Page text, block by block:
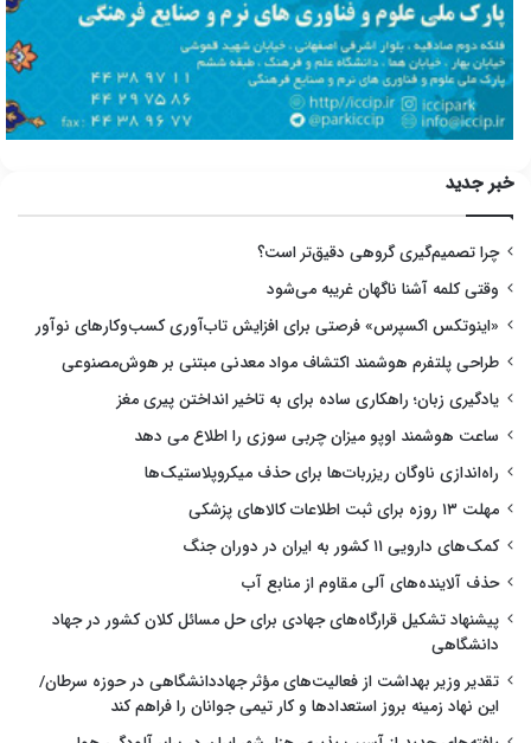
خبر جدید
چرا تصمیم‌گیری گروهی دقیق‌تر است؟
وقتی کلمه آشنا ناگهان غریبه می‌شود
«اینوتکس اکسپرس» فرصتی برای افزایش تاب‌آوری کسب‌وکارهای نوآور
طراحی پلتفرم هوشمند اکتشاف مواد معدنی مبتنی بر هوش‌مصنوعی
یادگیری زبان؛ راهکاری ساده برای به تاخیر انداختن پیری مغز
ساعت هوشمند اوپو میزان چربی سوزی را اطلاع می دهد
راه‌اندازی ناوگان ریزربات‌ها برای حذف میکروپلاستیک‌ها
مهلت ۱۳ روزه برای ثبت اطلاعات کالاهای پزشکی
کمک‌های دارویی ۱۱ کشور به ایران در دوران جنگ
حذف آلاینده‌های آلی مقاوم از منابع آب
پیشنهاد تشکیل قرارگاه‌های جهادی برای حل مسائل کلان کشور در جهاد
دانشگاهی
تقدیر وزیر بهداشت از فعالیت‌های مؤثر جهاددانشگاهی در حوزه سرطان/
این نهاد زمینه بروز استعدادها و کار تیمی جوانان را فراهم کند